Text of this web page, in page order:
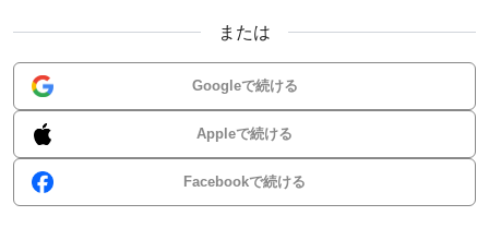
または
Googleで続ける
Appleで続ける
Facebookで続ける